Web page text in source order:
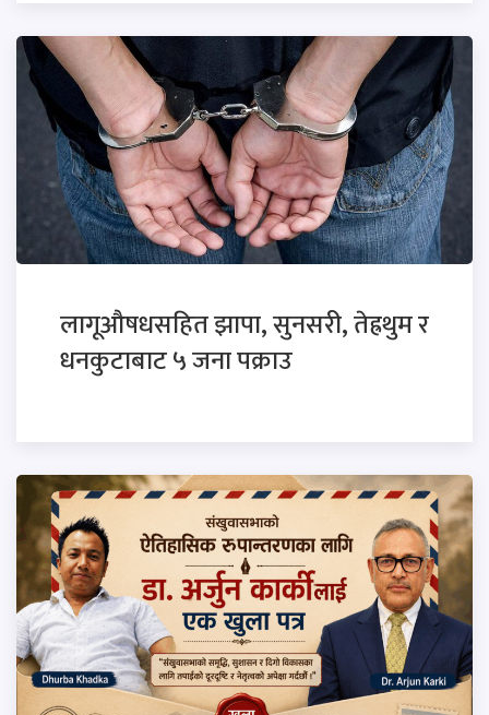
लागूऔषधसहित झापा, सुनसरी, तेह्रथुम र
धनकुटाबाट ५ जना पक्राउ